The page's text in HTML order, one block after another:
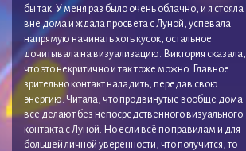
бы так. У меня раз было очень облачно, и я стояла
вне дома и ждала просвета с Луной, успевала
напрямую начинать хоть кусок, остальное
дочитывала на визуализацию. Виктория сказала,
что это некритично и так тоже можно. Главное
зрительно контакт наладить, передав свою
энергию. Читала, что продвинутые вообще дома
всё делают без непосредственного визуального
контакта с Луной. Но если всё по правилам и для
большей личной уверенности, что получится, то